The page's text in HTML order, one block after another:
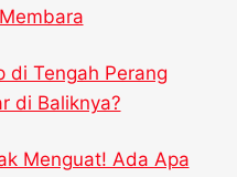
di Tengah Perang
di Baliknya?
Menguat! Ada Apa